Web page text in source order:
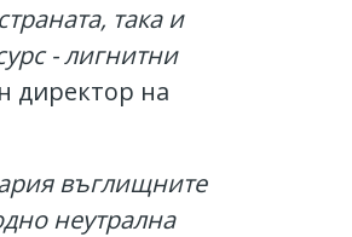
така и
- лигнитни
директор на
въглищните
неутрална